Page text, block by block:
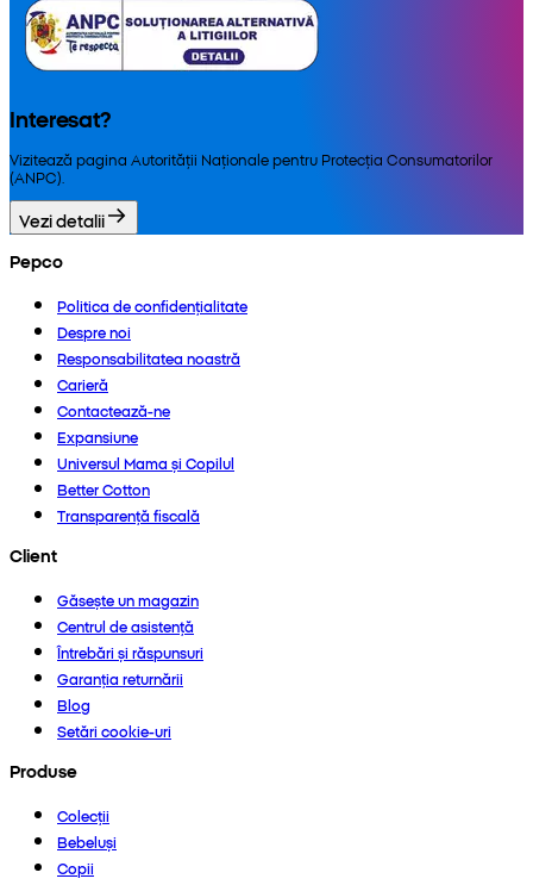
Interesat?
Vizitează pagina Autorității Naționale pentru Protecția Consumatorilor
(ANPC).
Vezi detalii
Pepco
Politica de confidențialitate
Despre noi
Responsabilitatea noastră
Carieră
Contactează-ne
Expansiune
Universul Mama și Copilul
Better Cotton
Transparență fiscală
Client
Găsește un magazin
Centrul de asistență
Întrebări și răspunsuri
Garanția returnării
Blog
Setări cookie-uri
Produse
Colecții
Bebeluși
Copii